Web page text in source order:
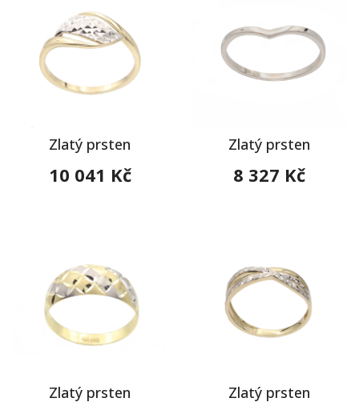
Zlatý prsten
10 041 Kč
Zlatý prsten
8 327 Kč
Zlatý prsten
Zlatý prsten